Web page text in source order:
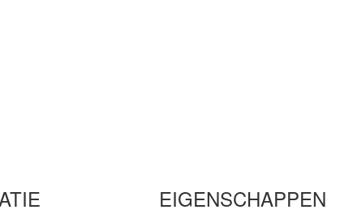
EIGENSCHAPPEN